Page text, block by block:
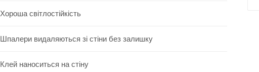
Хороша світлостійкість
Шпалери видаляються зі стіни без залишку
Клей наноситься на стіну